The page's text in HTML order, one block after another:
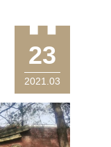
23
2021.03